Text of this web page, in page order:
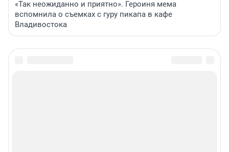
«Так неожиданно и приятно». Героиня мема
вспомнила о съемках с гуру пикапа в кафе
Владивостока